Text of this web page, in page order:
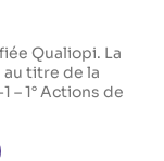
Qualiopi. La
titre de la
– 1° Actions de